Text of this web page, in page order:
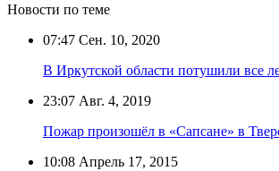
Новости по теме
07:47 Сен. 10, 2020
В Иркутской области потушили все
23:07 Авг. 4, 2019
Пожар произошёл в «Сапсане» в
10:08 Апрель 17, 2015